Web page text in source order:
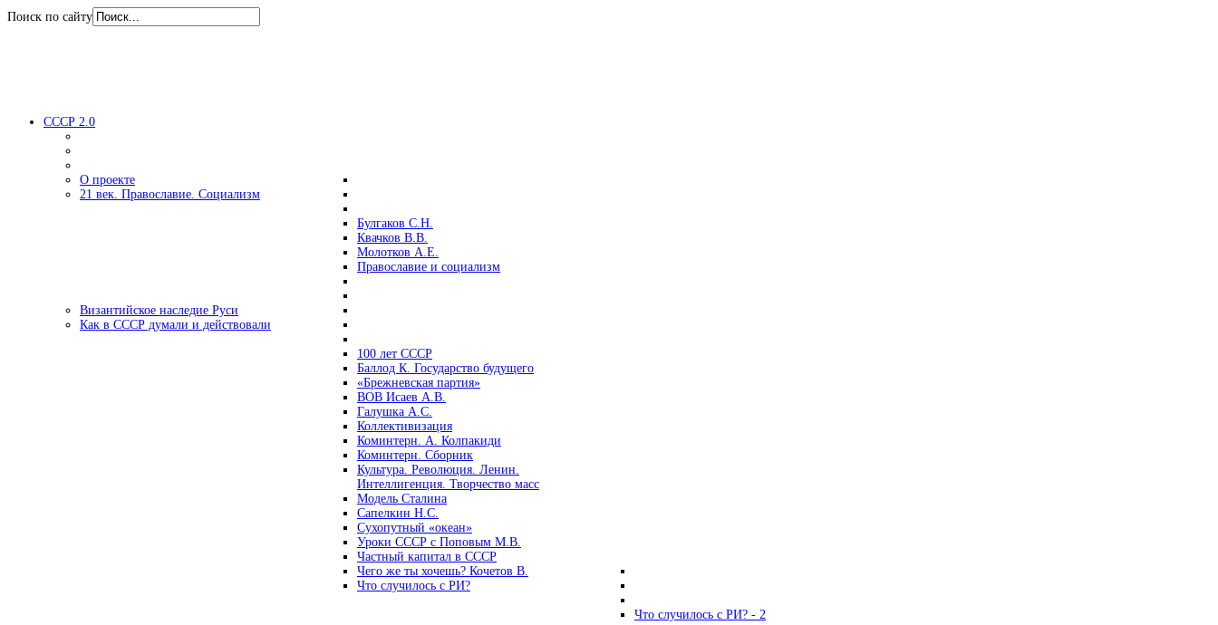
Поиск по сайту
СССР 2.0
О проекте
21 век. Православие. Социализм
Булгаков С.Н.
Квачков В.В.
Молотков А.Е.
Православие и социализм
Византийское наследие Руси
Как в СССР думали и действовали
100 лет СССР
Баллод К. Государство будущего
«Брежневская партия»
ВОВ Исаев А.В.
Галушка А.С.
Коллективизация
Коминтерн. А. Колпакиди
Коминтерн. Сборник
Культура. Революция. Ленин.
Интеллигенция. Творчество масс
Модель Сталина
Сапелкин Н.С.
Сухопутный «океан»
Уроки СССР с Поповым М.В.
Частный капитал в СССР
Чего же ты хочешь? Кочетов В.
Что случилось с РИ?
Что случилось с РИ? - 2